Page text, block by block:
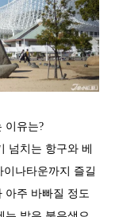
이유는?
넘치는 항구와 베
나타운까지 즐길
아주 바빠질 정도